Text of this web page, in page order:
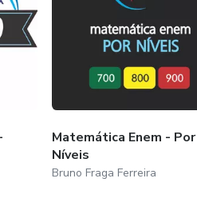
Matemática Enem - Por
Níveis
Bruno Fraga Ferreira